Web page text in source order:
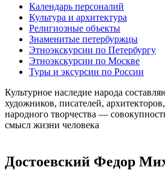
Календарь персоналий
Культура и архитектура
Религиозные объекты
Знаменитые петербуржцы
Этноэкскурсии по Петербургу
Этноэкскурсии по Москве
Туры и эксурсии по России
Культурное наследие народа
художников, писателей,
народного творчества ―
смысл жизни человека
Достоевский Федор